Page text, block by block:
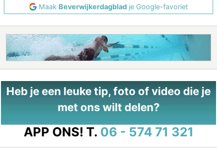
Maak Beverwijkerdagblad je Google-favoriet
Heb je een leuke tip, foto of video die je
met ons wilt delen?
APP ONS! T. 06 - 574 71 321